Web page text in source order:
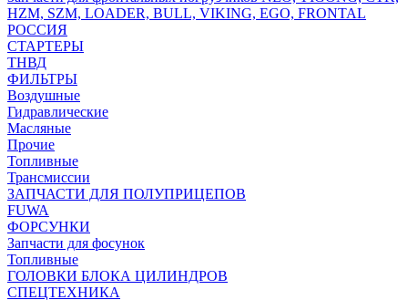
HZM, SZM, LOADER, BULL, VIKING, EGO, FRONTAL
РОССИЯ
СТАРТЕРЫ
ТНВД
ФИЛЬТРЫ
Воздушные
Гидравлические
Масляные
Прочие
Топливные
Трансмиссии
ЗАПЧАСТИ ДЛЯ ПОЛУПРИЦЕПОВ
FUWA
ФОРСУНКИ
Запчасти для фосунок
Топливные
ГОЛОВКИ БЛОКА ЦИЛИНДРОВ
СПЕЦТЕХНИКА